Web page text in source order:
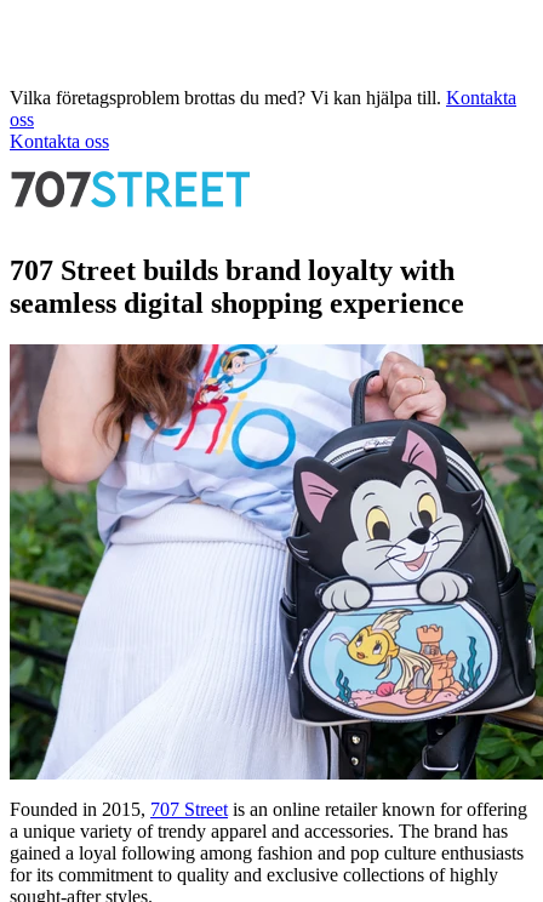
Vilka företagsproblem brottas du med? Vi kan hjälpa till. Kontakta
oss
Kontakta oss
707 Street builds brand loyalty with
seamless digital shopping experience
Founded in 2015, 707 Street is an online retailer known for offering
a unique variety of trendy apparel and accessories. The brand has
gained a loyal following among fashion and pop culture enthusiasts
for its commitment to quality and exclusive collections of highly
sought-after styles.